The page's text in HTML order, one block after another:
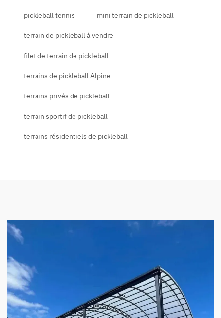
pickleball tennis mini terrain de pickleball
terrain de pickleball à vendre
filet de terrain de pickleball
terrains de pickleball Alpine
terrains privés de pickleball
terrain sportif de pickleball
terrains résidentiels de pickleball